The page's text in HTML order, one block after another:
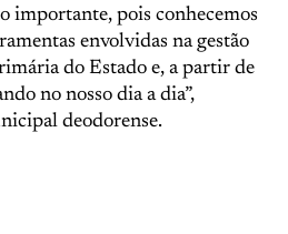
importante, pois conhecemos
envolvidas na gestão
do Estado e, a partir de
no nosso dia a dia”,
deodorense.